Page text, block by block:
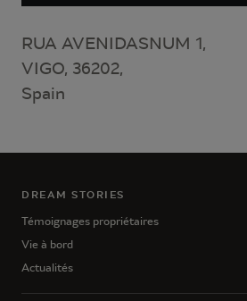
RUA AVENIDASNUM 1,
VIGO, 36202,
Spain
DREAM STORIES
Témoignages propriétaires
Vie à bord
Actualités